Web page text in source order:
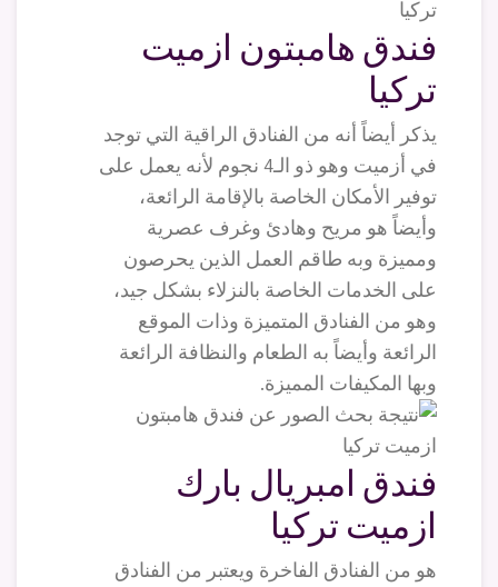
فندق هامبتون ازميت
تركيا
يذكر أيضاً أنه من الفنادق الراقية التي توجد
في أزميت وهو ذو الـ4 نجوم لأنه يعمل على
توفير الأمكان الخاصة بالإقامة الرائعة،
وأيضاً هو مريح وهادئ وغرف عصرية
ومميزة وبه طاقم العمل الذين يحرصون
على الخدمات الخاصة بالنزلاء بشكل جيد،
وهو من الفنادق المتميزة وذات الموقع
الرائعة وأيضاً به الطعام والنظافة الرائعة
وبها المكيفات المميزة.
فندق امبريال بارك
ازميت تركيا
هو من الفنادق الفاخرة ويعتبر من الفنادق